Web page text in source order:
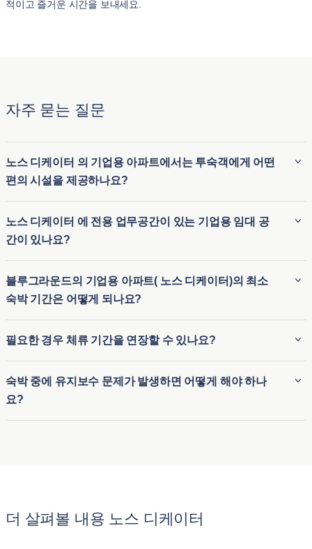
적이고 즐거운 시간을 보내세요.
자주 묻는 질문
노스 디케이터 의 기업용 아파트에서는 투숙객에게 어떤
편의 시설을 제공하나요?
되어 있으며 고속 Wi-Fi, 완비된 주방, 스마트 TV, 객실 내 세탁
실, 고급 침구 등의 편의시설을 갖추고 있는 경우가 많습니다.
또한 피트니스 센터, 수영장, 옥상 라운지를 이용할 수 있는 숙
소도 많아 편안하고 편리한 숙박이 가능합니다. 집과 같은 경험
에 호텔 수준의 서비스를 더하는 것이 목표입니다.
노스 디케이터 에 전용 업무공간이 있는 기업용 임대 공
간이 있나요?
격 근무자를 염두에 두고 설계되었으며 전용 업무공간을 갖추
고 있습니다. 이러한 업무공간에는 일반적으로 편안한 책상, 인
체공학적 의자, 강력한 Wi-Fi 연결이 포함되어 있어 생산적인
환경을 보장합니다. 따라서 원격으로 근무하는 전문가나 장기
출장 중인 전문가에게 적합한 아파트입니다.
블루그라운드의 기업용 아파트( 노스 디케이터)의 최소
숙박 기간은 어떻게 되나요?
로 30 박입니다. 이러한 유연성 덕분에 출장자, 장기 체류자 또
는 임시 숙소가 필요한 사람들에게 이상적입니다. 단, 숙소마다
조건이 조금씩 다를 수 있으므로 관심 있는 도시의 구체적인 조
건을 확인하는 것이 가장 좋습니다.
필요한 경우 체류 기간을 연장할 수 있나요?
이용 가능 여부에 따라 체류 기간을 연장할 수 있습니다. 연장
신청은 블루그라운드의 사용자 친화적인 앱을 통해 직접 관리
하거나 고객 지원팀에 문의할 수 있습니다. 원하는 아파트를 확
숙박 중에 유지보수 문제가 발생하면 어떻게 해야 하나
요?
위해 우선 서비스를 제공합니다.
더 살펴볼 내용 노스 디케이터